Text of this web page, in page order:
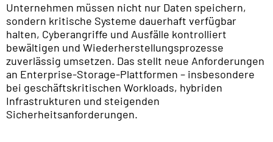
Unternehmen müssen nicht nur Daten speichern,
sondern kritische Systeme dauerhaft verfügbar
halten, Cyberangriffe und Ausfälle kontrolliert
bewältigen und Wiederherstellungsprozesse
zuverlässig umsetzen. Das stellt neue Anforderungen
an Enterprise-Storage-Plattformen – insbesondere
bei geschäftskritischen Workloads, hybriden
Infrastrukturen und steigenden
Sicherheitsanforderungen.